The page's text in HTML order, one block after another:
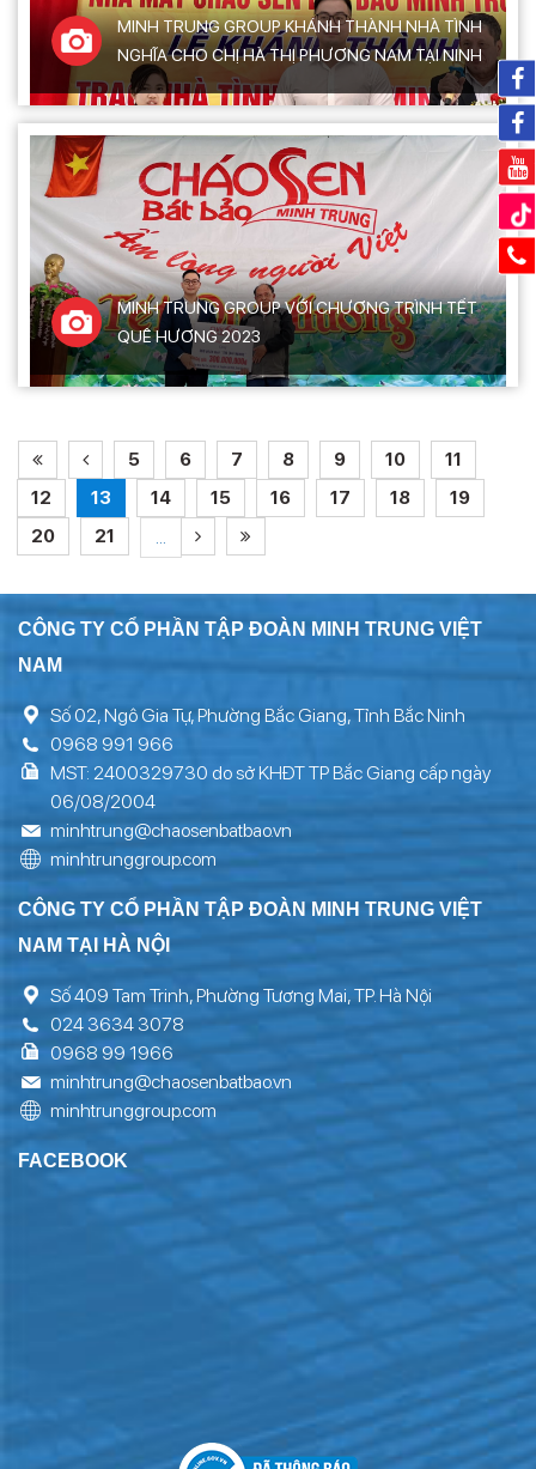
MINH TRUNG GROUP KHÁNH THÀNH NHÀ TÌNH
NGHĨA CHO CHỊ HÀ THỊ PHƯƠNG NAM TẠI NINH
BÌNH
MINH TRUNG GROUP VỚI CHƯƠNG TRÌNH TẾT
QUÊ HƯƠNG 2023
5 6 7 8 9 10
11
12
13 14 15 16 17 18
19
20
21
CÔNG TY CỔ PHẦN TẬP ĐOÀN MINH TRUNG VIỆT
NAM
Số 02, Ngô Gia Tự, Phường Bắc Giang, Tỉnh Bắc Ninh
0968 991 966
MST: 2400329730 do sở KHĐT TP Bắc Giang cấp ngày
06/08/2004
minhtrung@chaosenbatbao.vn
minhtrunggroup.com
CÔNG TY CỔ PHẦN TẬP ĐOÀN MINH TRUNG VIỆT
NAM TẠI HÀ NỘI
Số 409 Tam Trinh, Phường Tương Mai, TP. Hà Nội
024 3634 3078
0968 99 1966
minhtrung@chaosenbatbao.vn
minhtrunggroup.com
FACEBOOK